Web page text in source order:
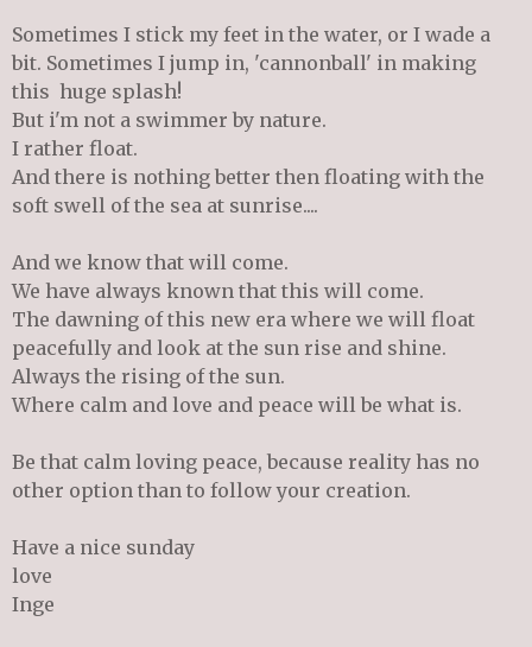
Sometimes I stick my feet in the water, or I wade a
bit. Sometimes I jump in, 'cannonball' in making
this huge splash!
But i'm not a swimmer by nature.
I rather float.
And there is nothing better then floating with the
soft swell of the sea at sunrise....
And we know that will come.
We have always known that this will come.
The dawning of this new era where we will float
peacefully and look at the sun rise and shine.
Always the rising of the sun.
Where calm and love and peace will be what is.
Be that calm loving peace, because reality has no
other option than to follow your creation.
Have a nice sunday
love
Inge